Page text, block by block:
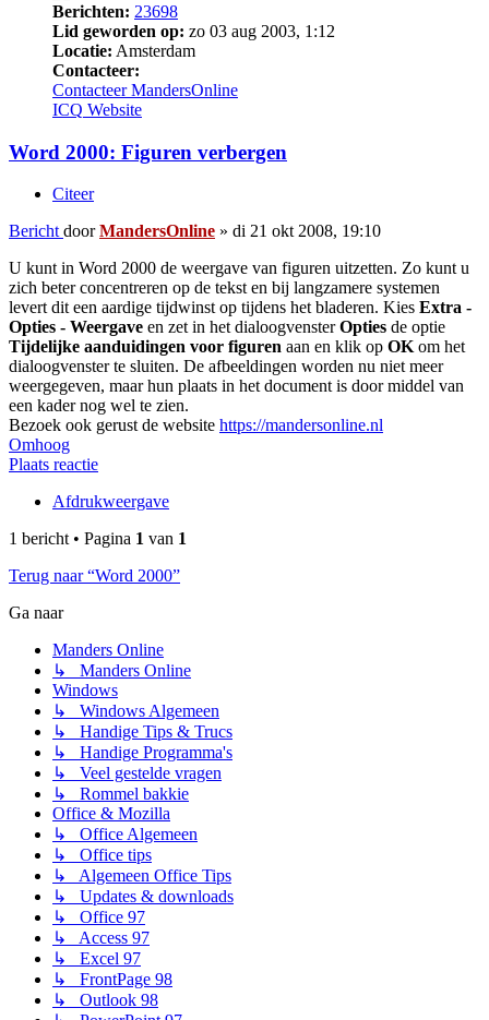
Berichten: 23698
Lid geworden op: zo 03 aug 2003, 1:12
Locatie: Amsterdam
Contacteer:
Contacteer MandersOnline
ICQ Website
Word 2000: Figuren verbergen
Citeer
Bericht doorMandersOnline » di 21 okt 2008, 19:10
U kunt in Word 2000 de weergave van figuren uitzetten. Zo kunt u
zich beter concentreren op de tekst en bij langzamere systemen
levert dit een aardige tijdwinst op tijdens het bladeren. Kies Extra -
Opties - Weergave en zet in het dialoogvensterOpties de optie
Tijdelijke aanduidingen voor figuren aan en klik op OK om het
dialoogvenster te sluiten. De afbeeldingen worden nu niet meer
weergegeven, maar hun plaats in het document is door middel van
een kader nog wel te zien.
Bezoek ook gerust de website https://mandersonline.nl
Omhoog
Plaats reactie
Afdrukweergave
1 bericht • Pagina 1 van 1
Terug naar “Word 2000”
Ga naar
Manders Online
↳ Manders Online
Windows
↳ Windows Algemeen
↳ Handige Tips & Trucs
↳ Handige Programma's
↳ Veel gestelde vragen
↳ Rommel bakkie
Office & Mozilla
↳ Office Algemeen
↳ Office tips
↳ Algemeen Office Tips
↳ Updates & downloads
↳ Office 97
↳ Access 97
↳ Excel 97
↳ FrontPage 98
↳ Outlook 98